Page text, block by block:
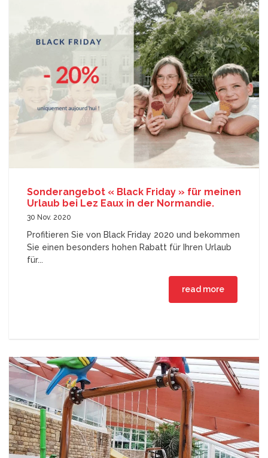
Sonderangebot « Black Friday » für meinen
Urlaub bei Lez Eaux in der Normandie.
30 Nov. 2020
Profitieren Sie von Black Friday 2020 und bekommen
Sie einen besonders hohen Rabatt für Ihren Urlaub
für...
read more